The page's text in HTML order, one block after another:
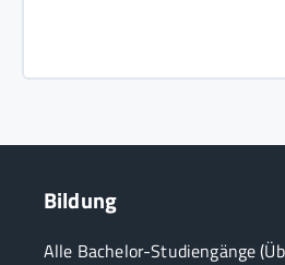
Bildung
Alle Bachelor-Studiengänge